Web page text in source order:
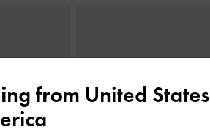
from United States